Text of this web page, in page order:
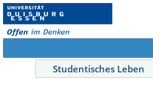
Studentisches Leben